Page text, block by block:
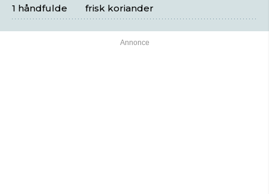
frisk koriander
1 håndfulde